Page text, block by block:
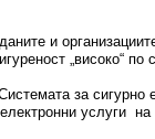
и
„високо“
за
услуги